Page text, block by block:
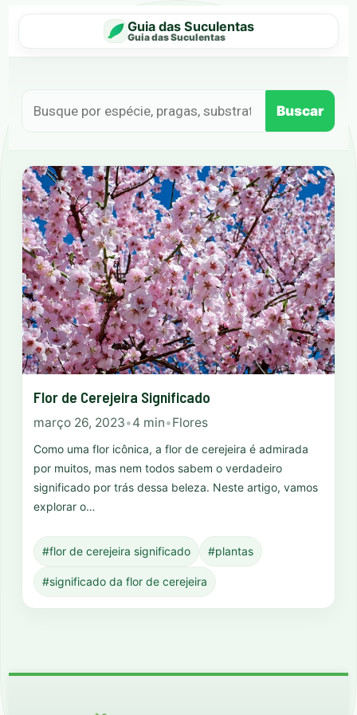
Guia das Suculentas
Guia das Suculentas
Buscar
Flor de Cerejeira Significado
março 26, 2023•4 min•Flores
Como uma flor icônica, a flor de cerejeira é admirada
por muitos, mas nem todos sabem o verdadeiro
significado por trás dessa beleza. Neste artigo, vamos
explorar o…
#flor de cerejeira significado #plantas
#significado da flor de cerejeira